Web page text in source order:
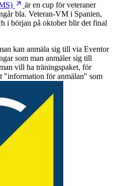
är en cup för veteraner
bla. Veteran-VM i Spanien,
i början på oktober blir det final
kan anmäla sig till via Eventor
som man anmäler sig till
vill ha träningspaket, för
"information för anmälan" som